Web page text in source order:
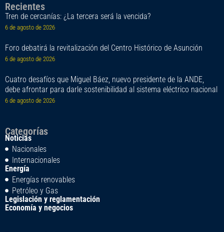
Recientes
Tren de cercanías: ¿La tercera será la vencida?
6 de agosto de 2026
Foro debatirá la revitalización del Centro Histórico de Asunción
6 de agosto de 2026
Cuatro desafíos que Miguel Báez, nuevo presidente de la ANDE,
debe afrontar para darle sostenibilidad al sistema eléctrico nacional
6 de agosto de 2026
Categorías
Noticias
Nacionales
Internacionales
Energía
Energías renovables
Petróleo y Gas
Legislación y reglamentación
Economía y negocios